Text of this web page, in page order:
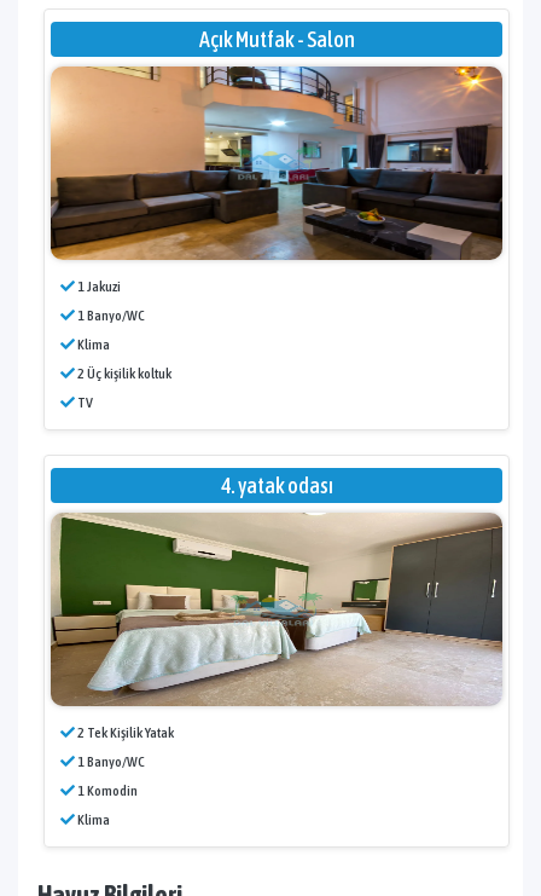
Açık Mutfak - Salon
1 Jakuzi
1 Banyo/WC
Klima
2 Üç kişilik koltuk
TV
4. yatak odası
2 Tek Kişilik Yatak
1 Banyo/WC
1 Komodin
Klima